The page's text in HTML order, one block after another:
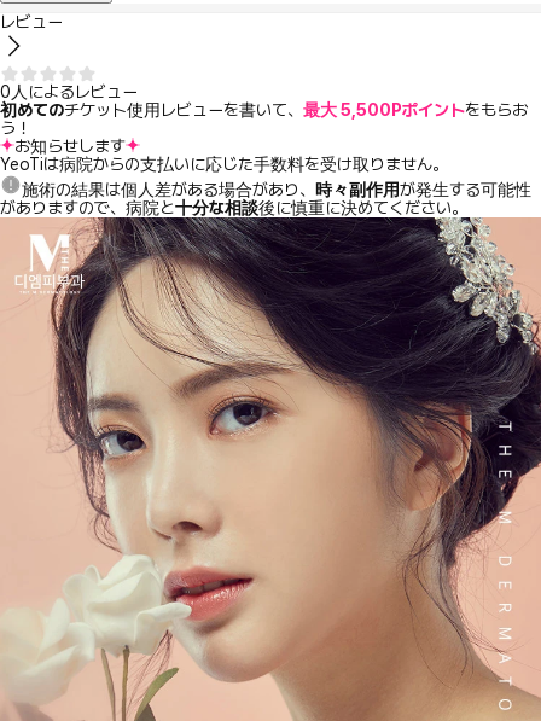
レビュー
0人によるレビュー
初めてのチケット使用レビューを書いて、 最大 5,500Pポイントをもらお
う！
お知らせします
YeoTiは病院からの支払いに応じた手数料を受け取りません。
施術の結果は個人差がある場合があり、 時々副作用が発生する可能性
がありますので、病院と十分な相談後に慎重に決めてください。